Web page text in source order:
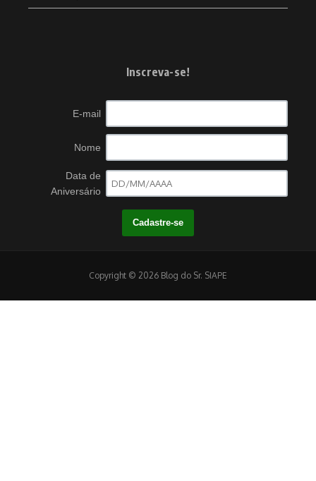
Inscreva-se!
E-mail
Nome
Data de
Aniversário
Copyright © 2026 Blog do Sr. SIAPE